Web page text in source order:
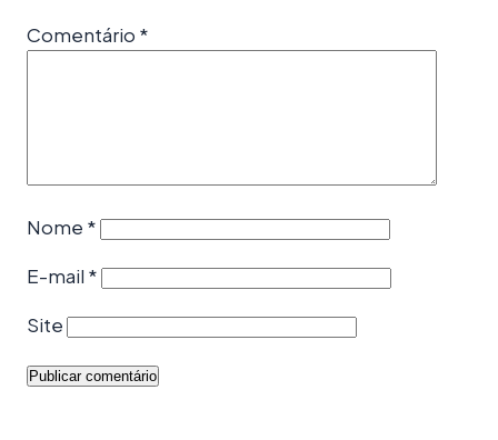
Comentário *
Nome *
E-mail *
Site